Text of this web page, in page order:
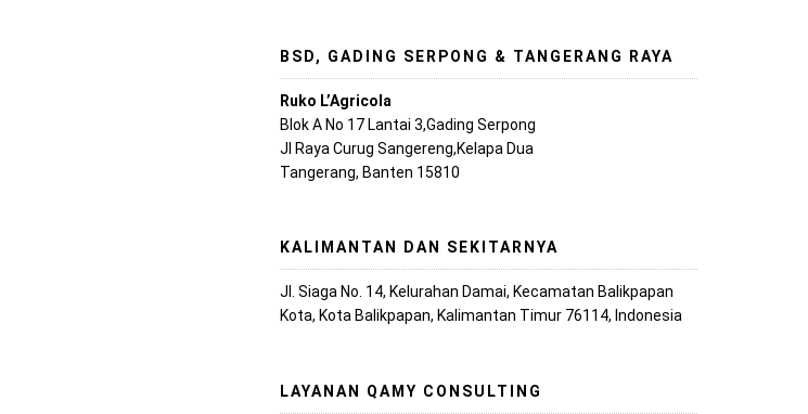
BSD, GADING SERPONG & TANGERANG RAYA
Ruko L’Agricola
Blok A No 17 Lantai 3,Gading Serpong
Jl Raya Curug Sangereng,Kelapa Dua
Tangerang, Banten 15810
KALIMANTAN DAN SEKITARNYA
Jl. Siaga No. 14, Kelurahan Damai, Kecamatan Balikpapan
Kota, Kota Balikpapan, Kalimantan Timur 76114, Indonesia
LAYANAN QAMY CONSULTING